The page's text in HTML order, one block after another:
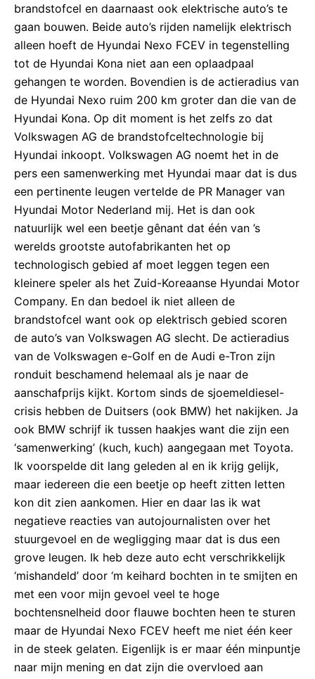
brandstofcel en daarnaast ook elektrische auto’s te
gaan bouwen. Beide auto’s rijden namelijk elektrisch
alleen hoeft de Hyundai Nexo FCEV in tegenstelling
tot de Hyundai Kona niet aan een oplaadpaal
gehangen te worden. Bovendien is de actieradius van
de Hyundai Nexo ruim 200 km groter dan die van de
Hyundai Kona. Op dit moment is het zelfs zo dat
Volkswagen AG de brandstofceltechnologie bij
Hyundai inkoopt. Volkswagen AG noemt het in de
pers een samenwerking met Hyundai maar dat is dus
een pertinente leugen vertelde de PR Manager van
Hyundai Motor Nederland mij. Het is dan ook
natuurlijk wel een beetje gênant dat één van ’s
werelds grootste autofabrikanten het op
technologisch gebied af moet leggen tegen een
kleinere speler als het Zuid-Koreaanse Hyundai Motor
Company. En dan bedoel ik niet alleen de
brandstofcel want ook op elektrisch gebied scoren
de auto’s van Volkswagen AG slecht. De actieradius
van de Volkswagen e-Golf en de Audi e-Tron zijn
ronduit beschamend helemaal als je naar de
aanschafprijs kijkt. Kortom sinds de sjoemeldiesel-
crisis hebben de Duitsers (ook BMW) het nakijken. Ja
ook BMW schrijf ik tussen haakjes want die zijn een
‘samenwerking’ (kuch, kuch) aangegaan met Toyota.
Ik voorspelde dit lang geleden al en ik krijg gelijk,
maar iedereen die een beetje op heeft zitten letten
kon dit zien aankomen. Hier en daar las ik wat
negatieve reacties van autojournalisten over het
stuurgevoel en de wegligging maar dat is dus een
grove leugen. Ik heb deze auto echt verschrikkelijk
‘mishandeld’ door ‘m keihard bochten in te smijten en
met een voor mijn gevoel veel te hoge
bochtensnelheid door flauwe bochten heen te sturen
maar de Hyundai Nexo FCEV heeft me niet één keer
in de steek gelaten. Eigenlijk is er maar één minpuntje
naar mijn mening en dat zijn die overvloed aan